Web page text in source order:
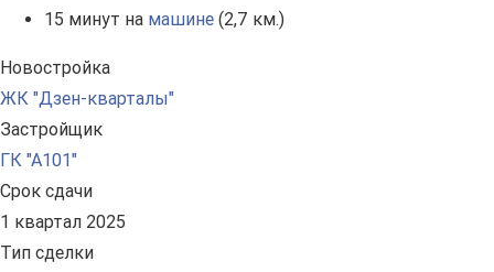
15 минут на машине (2,7 км.)
Новостройка
ЖК "Дзен-кварталы"
Застройщик
ГК "А101"
Срок сдачи
1 квартал 2025
Тип сделки